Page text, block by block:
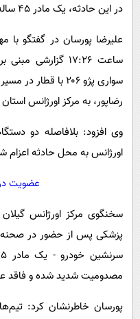
در این حادثه، یک مادر ۴۵ ساله و دختر ۱۲ ساله جان باختند.
ساعت ۱۷:۲۶
سواری پژو ۲۰۶ با
رضاپور، به مرکز اورژانس
وی افزود: بلافاصله دو
اورژانس به محل حادثه اعزام
عضویت در
سخنگوی مرکز اورژانس
پزشکی پس از حضور در صحنه
مصدومیت شدید شده و فاقد
پورسان خاطرنشان کرد: